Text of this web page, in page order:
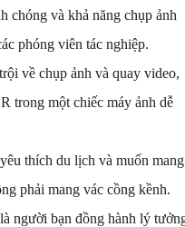
chóng và khả năng chụp ảnh
phóng viên tác nghiệp.
về chụp ảnh và quay video,
trong một chiếc máy ảnh dễ
thích du lịch và muốn mang
phải mang vác cồng kềnh.
người bạn đồng hành lý